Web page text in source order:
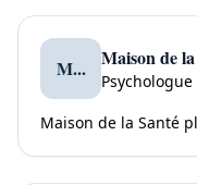
M...
Psychologue